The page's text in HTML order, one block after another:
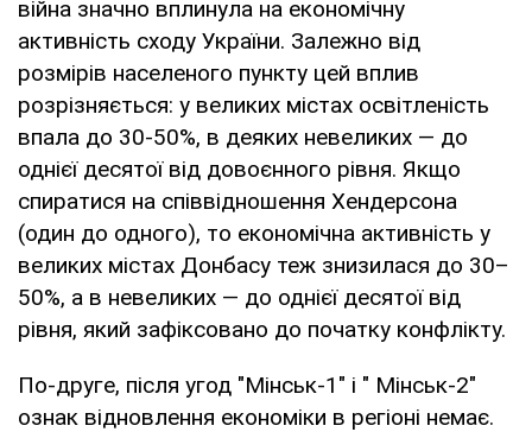
війна значно вплинула на економічну
активність сходу України. Залежно від
розмірів населеного пункту цей вплив
розрізняється: у великих містах освітленість
впала до 30-50%, в деяких невеликих — до
однієї десятої від довоєнного рівня. Якщо
спиратися на співвідношення Хендерсона
(один до одного), то економічна активність у
великих містах Донбасу теж знизилася до 30–
50%, а в невеликих — до однієї десятої від
рівня, який зафіксовано до початку конфлікту.
По-друге, після угод "Мінськ-1" і " Мінськ-2"
ознак відновлення економіки в регіоні немає.